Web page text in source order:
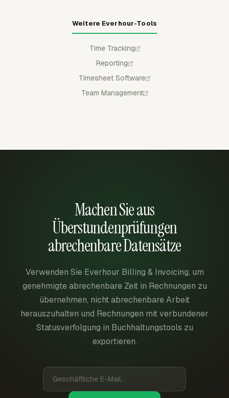
Weitere Everhour-Tools
Time Tracking
Reporting
Timesheet Software
Team Management
Machen Sie aus
Überstundenprüfungen
abrechenbare Datensätze
Verwenden Sie Everhour Billing & Invoicing, um
genehmigte abrechenbare Zeit in Rechnungen zu
übernehmen, nicht abrechenbare Arbeit
herauszuhalten und Rechnungen mit verbundener
Statusverfolgung in Buchhaltungstools zu
exportieren.